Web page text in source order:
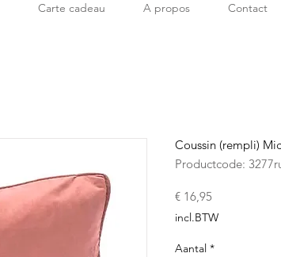
Carte cadeau A propos Contact
Coussin (rempli)
Productcode:
€ 16,95
incl.BTW
Aantal *